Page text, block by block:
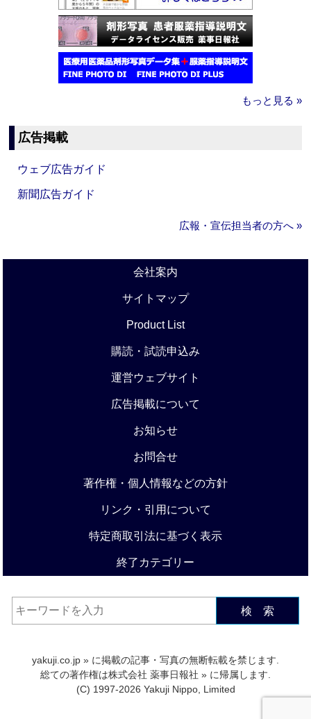
もっと見る »
広告掲載
ウェブ広告ガイド
新聞広告ガイド
広報・宣伝担当者の方へ »
会社案内
サイトマップ
Product List
購読・試読申込み
運営ウェブサイト
広告掲載について
お知らせ
お問合せ
著作権・個人情報などの方針
リンク・引用について
特定商取引法に基づく表示
終了カテゴリー
検 索
yakuji.co.jp » に掲載の記事・写真の無断転載を禁じます.
総ての著作権は株式会社 薬事日報社 » に帰属します.
(C) 1997-2026 Yakuji Nippo, Limited